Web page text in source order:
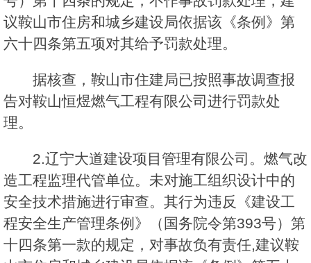
议鞍山市住房和城乡建设局依据该《条例》第
六十四条第五项对其给予罚款处理。
据核查，鞍山市住建局已按照事故调查报
告对鞍山恒煜燃气工程有限公司进行罚款处
理。
2.辽宁大道建设项目管理有限公司。燃气改
造工程监理代管单位。未对施工组织设计中的
安全技术措施进行审查。其行为违反《建设工
程安全生产管理条例》（国务院令第393号）第
十四条第一款的规定，对事故负有责任,建议鞍